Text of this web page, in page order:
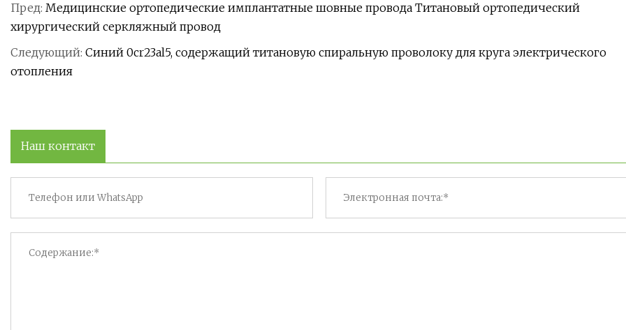
Пред: Медицинские ортопедические имплантатные шовные провода Титановый ортопедический
хирургический серкляжный провод
Следующий: Синий 0cr23al5, содержащий титановую спиральную проволоку для круга электрического
отопления
Наш контакт